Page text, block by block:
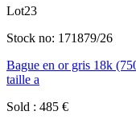
Lot23
Stock no: 171879/26
Bague en or gris 18k
taille a
Sold : 485 €